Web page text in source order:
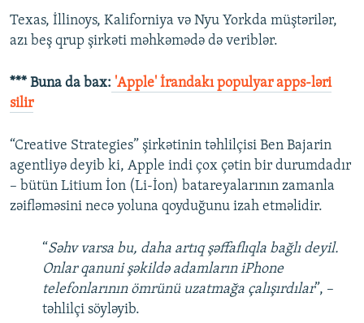
Texas, İllinoys, Kaliforniya və Nyu Yorkda müştərilər,
azı beş qrup şirkəti məhkəmədə də veriblər.
*** Buna da bax: 'Apple' İrandakı populyar apps-ləri
silir
“Creative Strategies” şirkətinin təhlilçisi Ben Bajarin
agentliyə deyib ki, Apple indi çox çətin bir durumdadır
– bütün Litium İon (Li-İon) batareyalarının zamanla
zəifləməsini necə yoluna qoyduğunu izah etməlidir.
“Səhv varsa bu, daha artıq şəffaflıqla bağlı deyil.
Onlar qanuni şəkildə adamların iPhone
telefonlarının ömrünü uzatmağa çalışırdılar”, –
təhlilçi söyləyib.